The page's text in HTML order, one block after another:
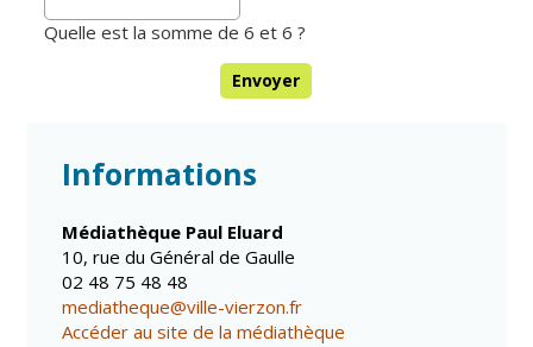
Pharmacies de
garde
Associations
Quelle est la somme de 6 et 6 ?
Envoyer
Informations
Médiathèque Paul Eluard
10, rue du Général de Gaulle
02 48 75 48 48
mediatheque@ville-vierzon.fr
Accéder au site de la médiathèque